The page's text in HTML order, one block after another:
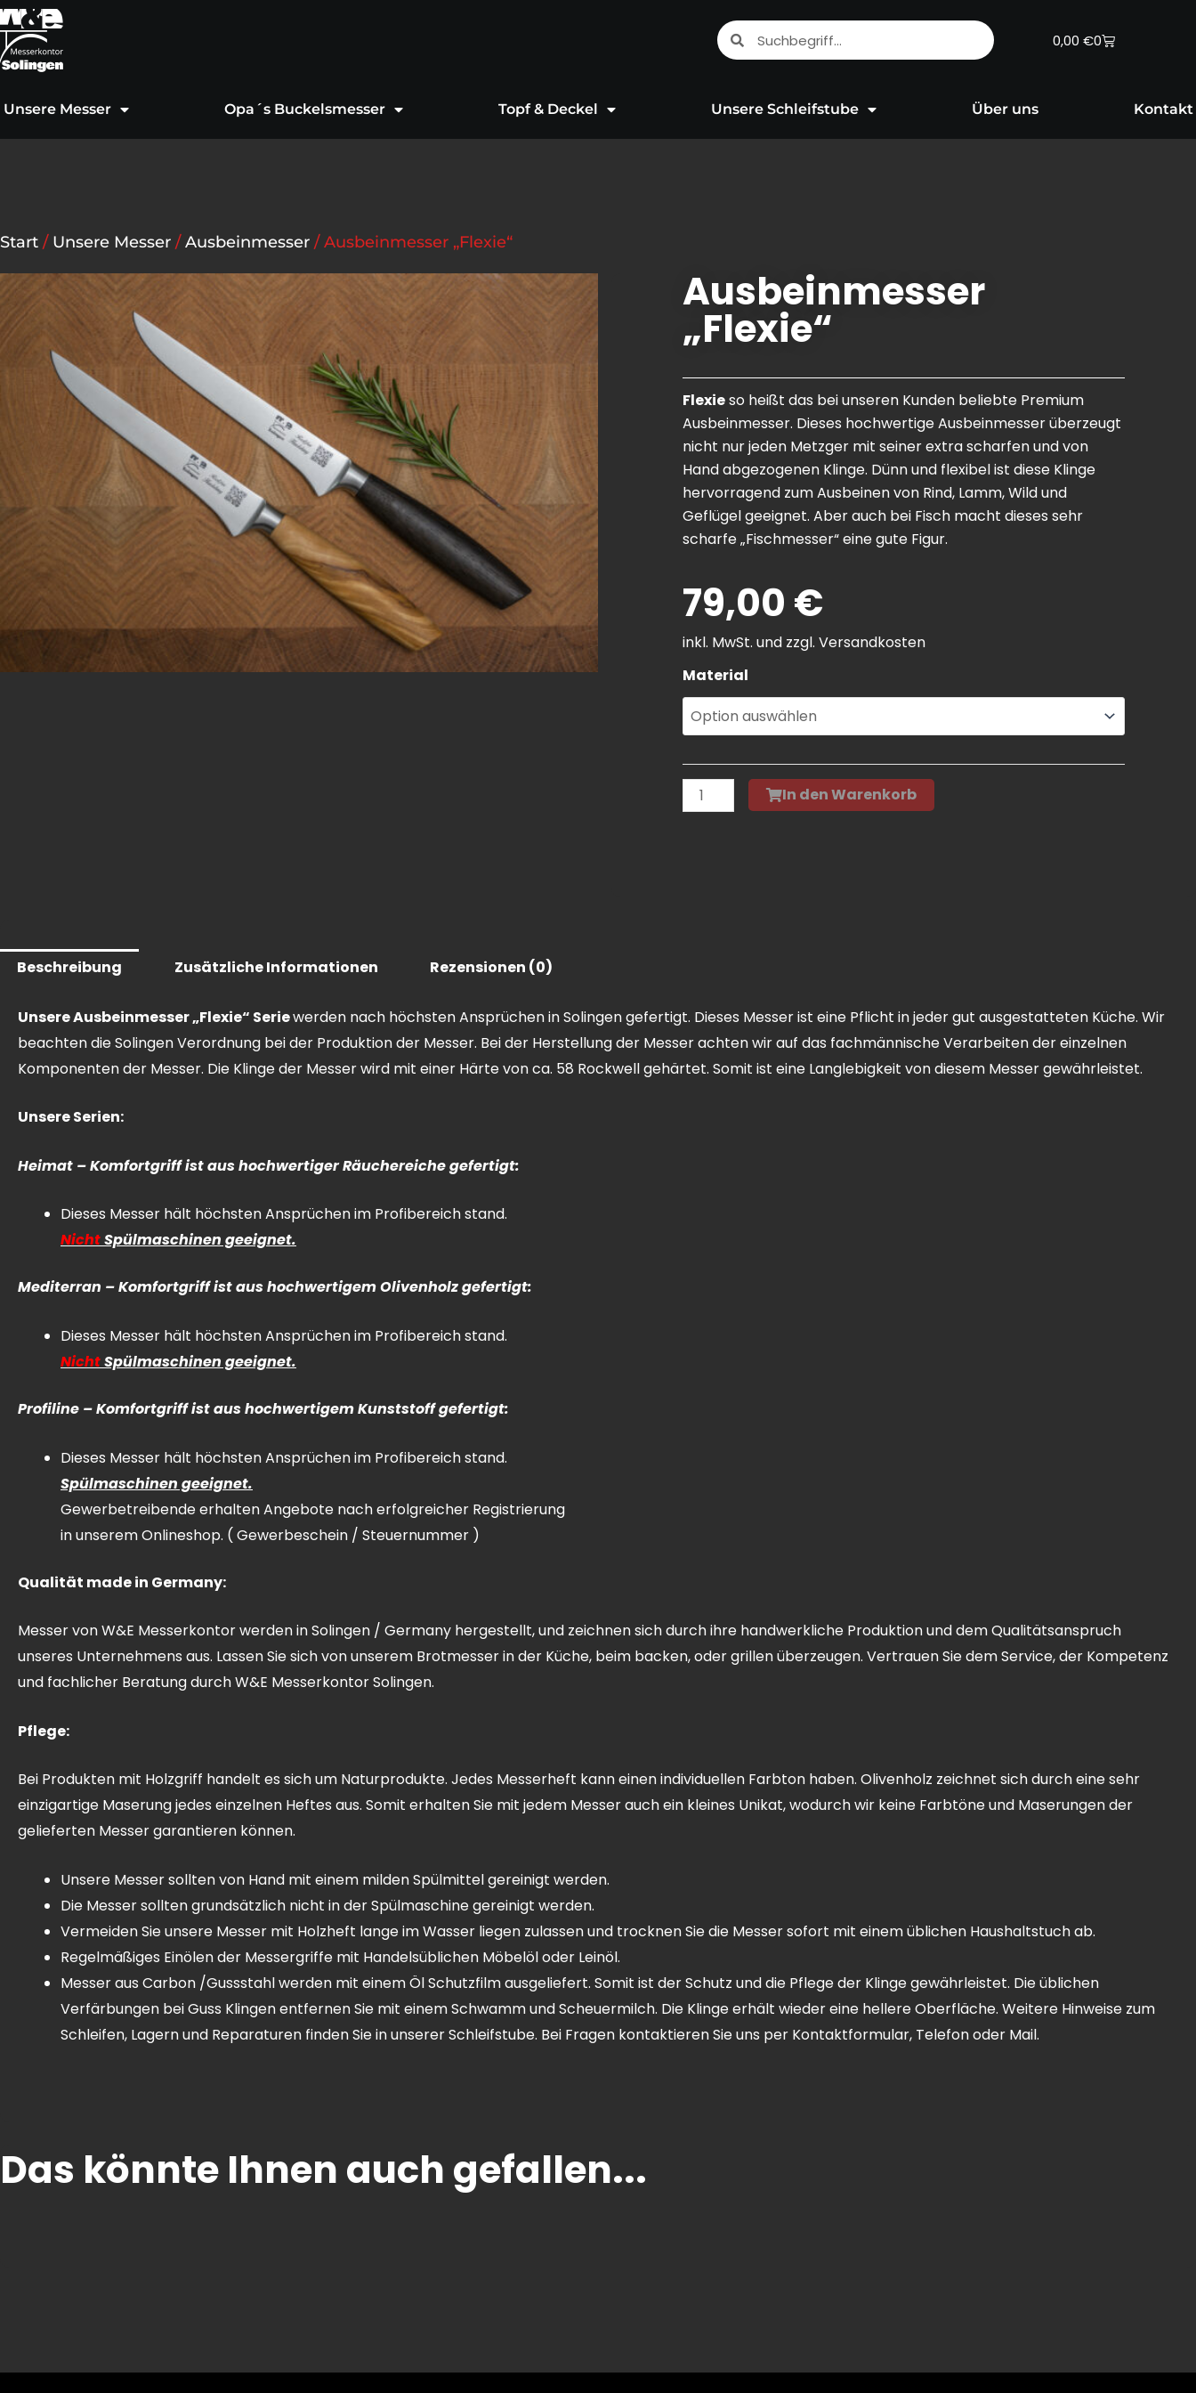
Zum
Inhalt
springen
SucheSuche 0,00 €0
Warenkorb
Unsere Messer Opa´s Buckelsmesser Topf & Deckel Unsere Schleifstube Über uns Kontakt
Start / Unsere Messer /Ausbeinmesser / Ausbeinmesser „Flexie“
Ausbeinmesser
„Flexie“
Flexieso heißt das bei unseren Kunden beliebte Premium
Ausbeinmesser. Dieses hochwertige Ausbeinmesser überzeugt
nicht nur jeden Metzger mit seiner extra scharfen und von
Hand abgezogenen Klinge. Dünn und flexibel ist diese Klinge
hervorragend zum Ausbeinen von Rind, Lamm, Wild und
Geflügel geeignet. Aber auch bei Fisch macht dieses sehr
scharfe „Fischmesser“ eine gute Figur.
79,00 €
inkl. MwSt. und zzgl. Versandkosten
Material
Schleifstein
"Jack
the
Menge
In den Warenkorb
Beschreibung Zusätzliche Informationen Rezensionen (0)
Unsere Ausbeinmesser „Flexie“ Seriewerden nach höchsten Ansprüchen in Solingen gefertigt. Dieses Messer ist eine Pflicht in jeder gut ausgestatteten Küche. Wir
beachten die Solingen Verordnung bei der Produktion der Messer. Bei der Herstellung der Messer achten wir auf das fachmännische Verarbeiten der einzelnen
Komponenten der Messer. Die Klinge der Messer wird mit einer Härte von ca. 58 Rockwell gehärtet. Somit ist eine Langlebigkeit von diesem Messer gewährleistet.
Unsere Serien:
Heimat – Komfortgriff ist aus hochwertiger Räuchereiche gefertigt:
Dieses Messer hält höchsten Ansprüchen im Profibereich stand.
NichtSpülmaschinen geeignet.
Mediterran – Komfortgriff ist aus hochwertigem Olivenholz gefertigt:
Dieses Messer hält höchsten Ansprüchen im Profibereich stand.
NichtSpülmaschinen geeignet.
Profiline – Komfortgriff ist aus hochwertigem Kunststoff gefertigt:
Dieses Messer hält höchsten Ansprüchen im Profibereich stand.
Spülmaschinen geeignet.
Gewerbetreibende erhalten Angebote nach erfolgreicher Registrierung
in unserem Onlineshop. ( Gewerbeschein / Steuernummer )
Qualität made in Germany:
Messer von W&E Messerkontor werden in Solingen / Germany hergestellt, und zeichnen sich durch ihre handwerkliche Produktion und dem Qualitätsanspruch
unseres Unternehmens aus. Lassen Sie sich von unserem Brotmesser in der Küche, beim backen, oder grillen überzeugen. Vertrauen Sie dem Service, der Kompetenz
und fachlicher Beratung durch W&E Messerkontor Solingen.
Pflege:
Bei Produkten mit Holzgriff handelt es sich um Naturprodukte. Jedes Messerheft kann einen individuellen Farbton haben. Olivenholz zeichnet sich durch eine sehr
einzigartige Maserung jedes einzelnen Heftes aus. Somit erhalten Sie mit jedem Messer auch ein kleines Unikat, wodurch wir keine Farbtöne und Maserungen der
gelieferten Messer garantieren können.
Unsere Messer sollten von Hand mit einem milden Spülmittel gereinigt werden.
Die Messer sollten grundsätzlich nicht in der Spülmaschine gereinigt werden.
Vermeiden Sie unsere Messer mit Holzheft lange im Wasser liegen zulassen und trocknen Sie die Messer sofort mit einem üblichen Haushaltstuch ab.
Regelmäßiges Einölen der Messergriffe mit Handelsüblichen Möbelöl oder Leinöl.
Messer aus Carbon /Gussstahl werden mit einem Öl Schutzfilm ausgeliefert. Somit ist der Schutz und die Pflege der Klinge gewährleistet. Die üblichen
Verfärbungen bei Guss Klingen entfernen Sie mit einem Schwamm und Scheuermilch. Die Klinge erhält wieder eine hellere Oberfläche. Weitere Hinweise zum
Schleifen, Lagern und Reparaturen finden Sie in unserer Schleifstube. Bei Fragen kontaktieren Sie uns per Kontaktformular, Telefon oder Mail.
Das könnte Ihnen auch gefallen...